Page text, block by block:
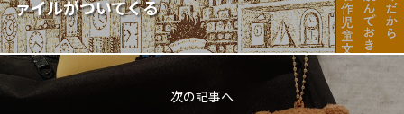
ァイルがついてくる
次の記事へ